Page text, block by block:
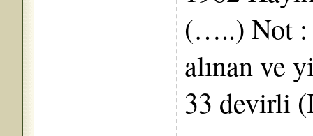
(…..) Not :
alınan ve
33 devirli